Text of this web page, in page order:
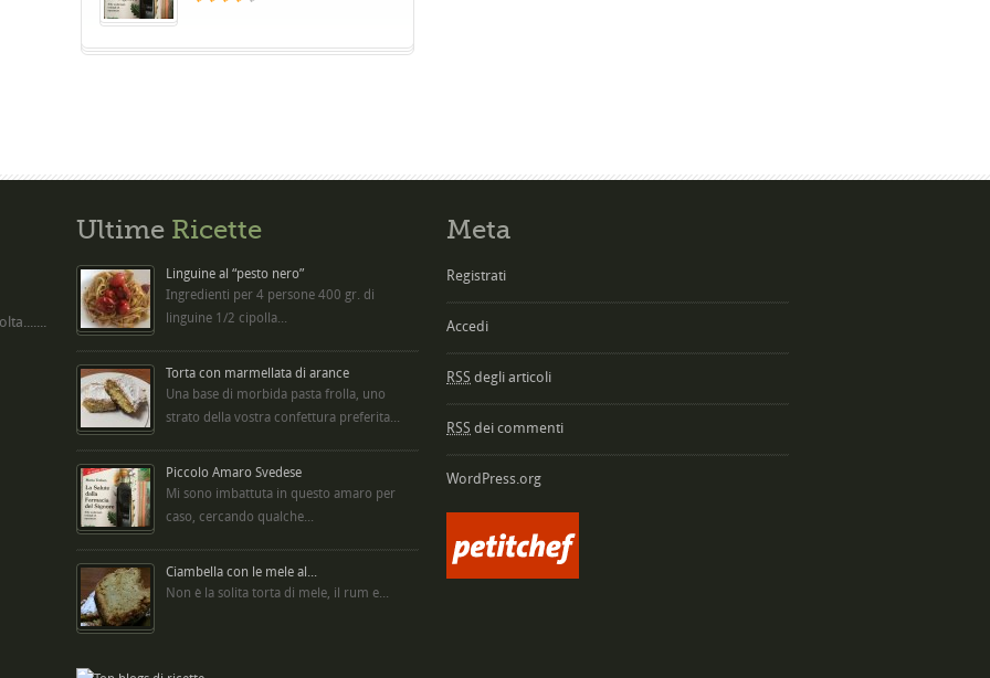
Ultime Ricette
Linguine al “pesto nero”
Ingredienti per 4 persone 400 gr. di
linguine 1/2 cipolla...
Torta con marmellata di arance
Una base di morbida pasta frolla, uno
strato della vostra confettura preferita...
Piccolo Amaro Svedese
Mi sono imbattuta in questo amaro per
caso, cercando qualche...
Ciambella con le mele al...
Non è la solita torta di mele, il rum e...
Meta
Registrati
Accedi
RSS degli articoli
RSS dei commenti
WordPress.org